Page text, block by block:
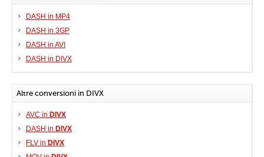
DASH in MP4
DASH in 3GP
DASH in AVI
DASH in DIVX
Altre conversioni in DIVX
AVC in DIVX
DASH in DIVX
FLV in DIVX